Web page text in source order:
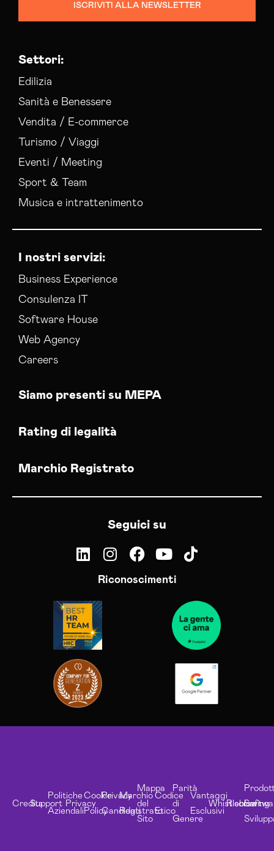
ISCRIVITI ALLA NEWSLETTER
Settori:
Edilizia
Sanità e Benessere
Vendita / E-commerce
Turismo / Viaggi
Eventi / Meeting
Sport & Team
Musica e intrattenimento
I nostri servizi:
Business Experience
Consulenza IT
Software House
Web Agency
Careers
Siamo presenti su MEPA
Rating di legalità
Marchio Registrato
Seguici su
Riconoscimenti
CreditsSupport
Politiche
Aziendali
Privacy
Cookie
Policy
Privacy
Candidati
Marchio
Registrato
Mappa
del
Sito
Codice
Etico
Parità
di
Genere
Vantaggi
Esclusivi
Whistleblowing
Risorse